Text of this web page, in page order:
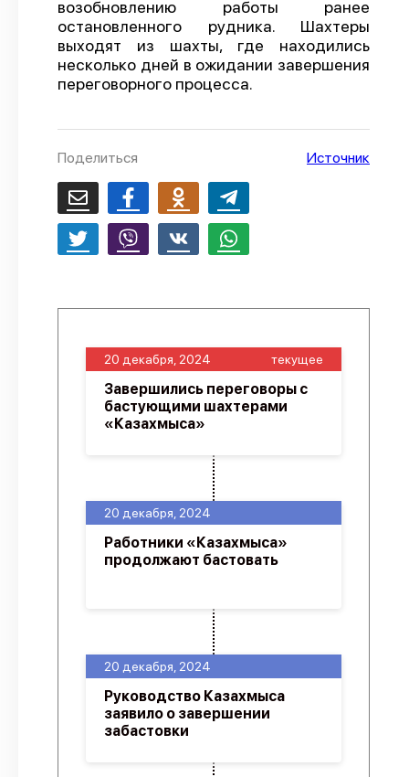
Справочник
API
О проекте
возобновлению работы ранее
остановленного рудника. Шахтеры
выходят из шахты, где находились
несколько дней в ожидании завершения
переговорного процесса.
Поделиться Источник
20 декабря, 2024
Руководство Казахмыса
заявило о завершении
забастовки
20 декабря, 2024
Работники «Казахмыса»
продолжают бастовать
20 декабря, 2024 текущее
Завершились переговоры с
бастующими шахтерами
«Казахмыса»